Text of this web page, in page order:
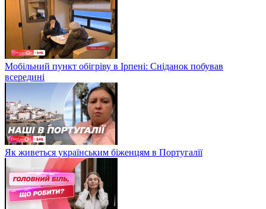
Мобільний пункт обігріву в Ірпені: Сніданок побував
всередині
Як живеться українським біженцям в Португалії